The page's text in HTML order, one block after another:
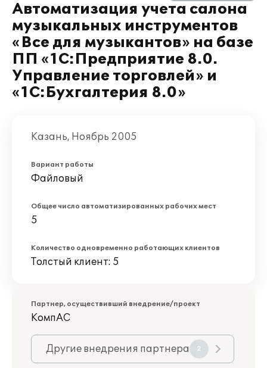
Автоматизация учета салона
музыкальных инструментов
«Все для музыкантов» на базе
ПП «1С:Предприятие 8.0.
Управление торговлей» и
«1С:Бухгалтерия 8.0»
Казань, Ноябрь 2005
Вариант работы
Файловый
Общее число автоматизированных рабочих мест
5
Количество одновременно работающих клиентов
Толстый клиент: 5
Партнер, осуществивший внедрение/проект
КомпАС
Другие внедрения партнера 2